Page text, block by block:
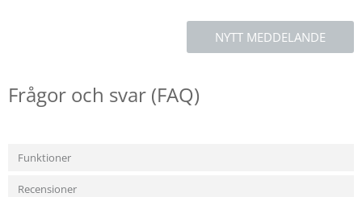
NYTT MEDDELANDE
Frågor och svar (FAQ)
Funktioner
Recensioner